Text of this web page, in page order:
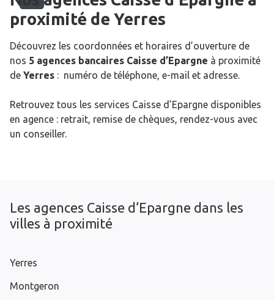
proximité de Yerres
Découvrez les coordonnées et horaires d’ouverture de
nos 5 agences bancaires Caisse d’Epargne à proximité
de Yerres : numéro de téléphone, e-mail et adresse.
Retrouvez tous les services Caisse d’Epargne disponibles
en agence : retrait, remise de chèques, rendez-vous avec
un conseiller.
Les agences Caisse d’Epargne dans les
villes à proximité
Yerres
Montgeron